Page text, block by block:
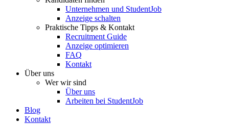
Unternehmen und StudentJob
Anzeige schalten
Praktische Tipps & Kontakt
Recruitment Guide
Anzeige optimieren
FAQ
Kontakt
Über uns
Wer wir sind
Über uns
Arbeiten bei StudentJob
Blog
Kontakt